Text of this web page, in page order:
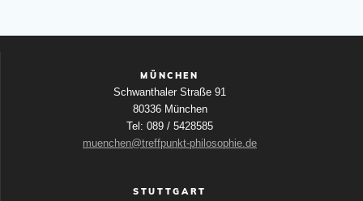
MÜNCHEN
Schwanthaler Straße 91
80336 München
Tel: 089 / 5428585
muenchen@treffpunkt-philosophie.de
STUTTGART